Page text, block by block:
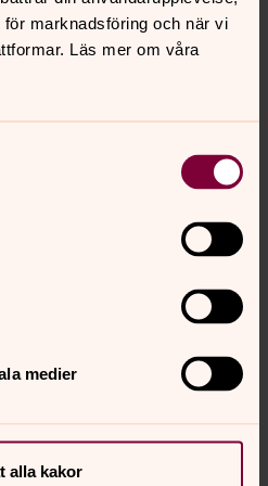
marknadsföring och när vi
Läs mer om våra
medier
alla kakor
avslutas med
Instrumentalister. Musik: